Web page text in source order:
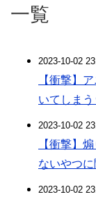
一覧
2023-10-02
【衝撃】
いてしまう
2023-10-02
【衝撃】
ないやつ
2023-10-02